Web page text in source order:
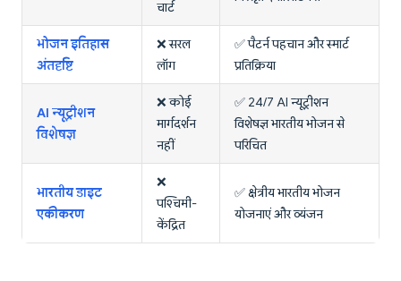
चार्ट
भोजन इतिहास
अंतर्दृष्टि
❌ सरल
लॉग
✅ पैटर्न पहचान और स्मार्ट
प्रतिक्रिया
AI न्यूट्रीशन
विशेषज्ञ
❌ कोई
मार्गदर्शन
नहीं
✅ 24/7 AI न्यूट्रीशन
विशेषज्ञ भारतीय भोजन से
परिचित
भारतीय डाइट
एकीकरण
❌
पश्चिमी-
केंद्रित
✅ क्षेत्रीय भारतीय भोजन
योजनाएं और व्यंजन